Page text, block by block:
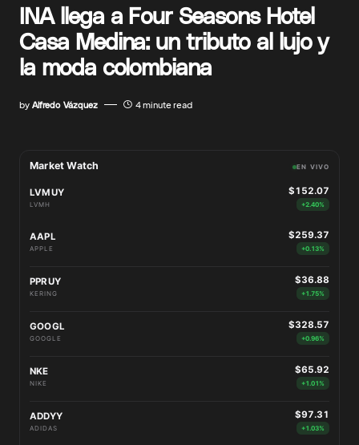
INA llega a Four Seasons Hotel
Casa Medina: un tributo al lujo y
la moda colombiana
by Alfredo Vázquez 4 minute read
Market Watch EN VIVO
LVMUY
LVMH
$152.07
+2.40%
AAPL
APPLE
$259.37
+0.13%
PPRUY
KERING
$36.88
+1.75%
GOOGL
GOOGLE
$328.57
+0.96%
NKE
NIKE
$65.92
+1.01%
ADDYY
ADIDAS
$97.31
+1.03%